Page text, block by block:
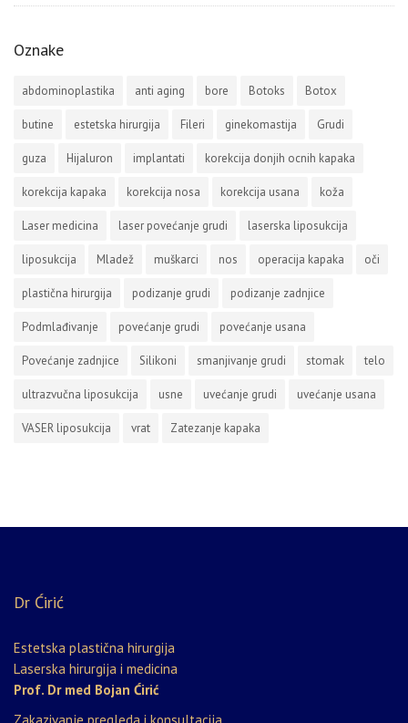
Oznake
abdominoplastika anti aging bore Botoks Botox
butine estetska hirurgija Fileri ginekomastija Grudi
guza Hijaluron implantati korekcija donjih ocnih kapaka
korekcija kapaka korekcija nosa korekcija usana koža
Laser medicina laser povećanje grudi laserska liposukcija
liposukcija Mladež muškarci nos operacija kapaka oči
plastična hirurgija podizanje grudi podizanje zadnjice
Podmlađivanje povećanje grudi povećanje usana
Povećanje zadnjice Silikoni smanjivanje grudi stomak telo
ultrazvučna liposukcija usne uvećanje grudi uvećanje usana
VASER liposukcija vrat Zatezanje kapaka
Dr Ćirić
Estetska plastična hirurgija
Laserska hirurgija i medicina
Prof. Dr med Bojan Ćirić
Zakazivanje pregleda i konsultacija